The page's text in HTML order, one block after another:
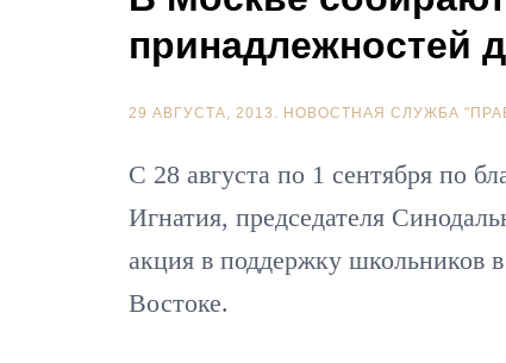
принадлежностей
29 АВГУСТА, 2013. НОВОСТНАЯ СЛУЖБА
С 28 августа по 1 сентября по
Игнатия, председателя
акция в поддержку школьников
Востоке.